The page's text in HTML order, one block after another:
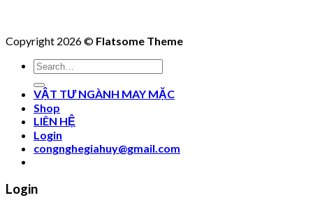
Copyright 2026 © Flatsome Theme
Search
for:
VẬT TƯ NGÀNH MAY MẶC
Shop
LIÊN HỆ
Login
congnghegiahuy@gmail.com
Login